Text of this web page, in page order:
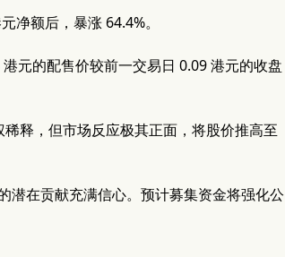
净额后，暴涨 64.4%。
元的配售价较前一交易日 0.09 港元的收盘
释，但市场反应极其正面，将股价推高至
潜在贡献充满信心。预计募集资金将强化公